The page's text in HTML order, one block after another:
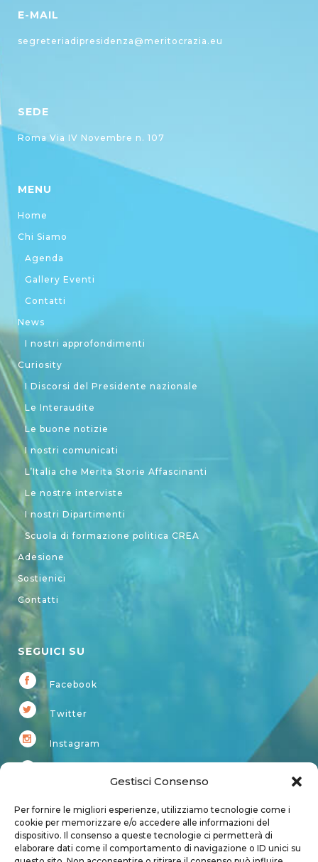
Gestisci Consenso
Per fornire le migliori esperienze, utilizziamo tecnologie come i
cookie per memorizzare e/o accedere alle informazioni del
dispositivo. Il consenso a queste tecnologie ci permetterà di
elaborare dati come il comportamento di navigazione o ID unici su
E-MAIL
segreteriadipresidenza@meritocrazia.eu
SEDE
Roma Via IV Novembre n. 107
MENU
Home
Chi Siamo
Agenda
Gallery Eventi
Contatti
News
I nostri approfondimenti
Curiosity
I Discorsi del Presidente nazionale
Le Interaudite
Le buone notizie
I nostri comunicati
L’Italia che Merita Storie Affascinanti
Le nostre interviste
I nostri Dipartimenti
Scuola di formazione politica CREA
Adesione
Sostienici
Contatti
SEGUICI SU
Facebook
Twitter
Instagram
Account